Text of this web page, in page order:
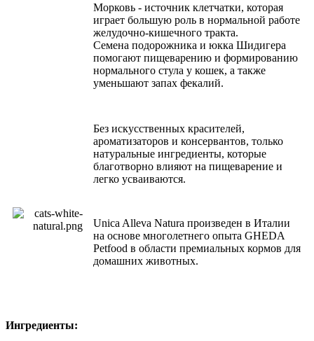
Морковь - источник клетчатки, которая
играет большую роль в нормальной работе
желудочно-кишечного тракта.
Семена подорожника и юкка Шидигера
помогают пищеварению и формированию
нормального стула у кошек, а также
уменьшают запах фекалий.
Без искусственных красителей,
ароматизаторов и консервантов, только
натуральные ингредиенты, которые
благотворно влияют на пищеварение и
легко усваиваются.
Unica Alleva Natura произведен в Италии
на основе многолетнего опыта GHEDA
Petfood в области премиальных кормов для
домашних животных.
Ингредиенты: